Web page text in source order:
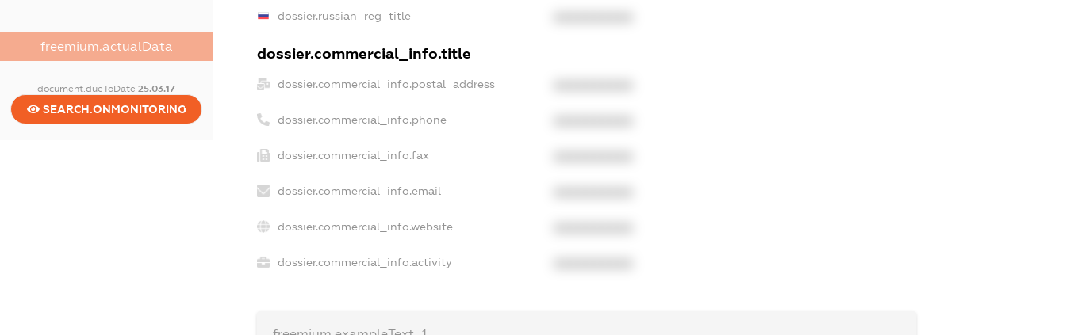
freemium.actualData
document.dueToDate25.03.17
SEARCH.ONMONITORING
dossier.russian_reg_title
dossier.commercial_info.title
dossier.commercial_info.postal_address
dossier.commercial_info.phone
dossier.commercial_info.fax
dossier.commercial_info.email
dossier.commercial_info.website
dossier.commercial_info.activity